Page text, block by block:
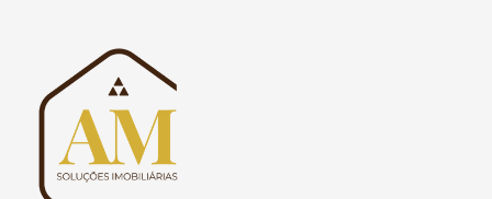
Página inicial